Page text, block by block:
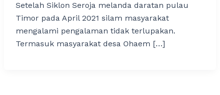
Setelah Siklon Seroja melanda daratan pulau
Timor pada April 2021 silam masyarakat
mengalami pengalaman tidak terlupakan.
Termasuk masyarakat desa Ohaem […]